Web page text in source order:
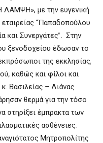
ΛΑΜΨΗ», με την ευγενική
“Παπαδοπούλου
και Συνεργάτες”. Στην
ξενοδοχείου έδωσαν το
της εκκλησίας,
καθώς και φίλοι και
Βασιλείας – Λιάνας
θερμά για την τόσο
στηρίξει έμπρακτα των
ασθένειες.
Μητροπολίτης